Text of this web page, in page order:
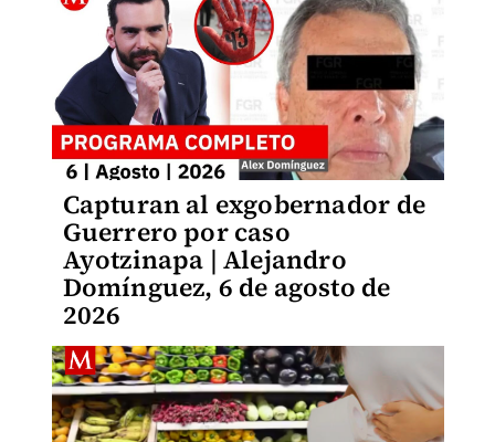
Capturan al exgobernador de
Guerrero por caso
Ayotzinapa | Alejandro
Domínguez, 6 de agosto de
2026